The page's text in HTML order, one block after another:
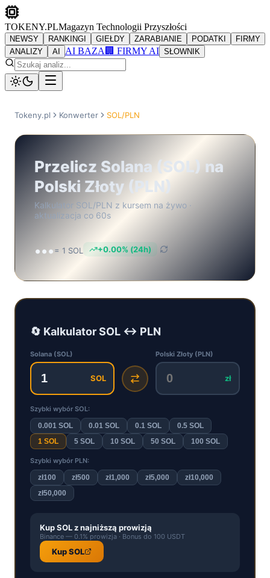
TOKENY.PLMagazyn Technologii Przyszłości
NEWSY RANKINGI GIEŁDY ZARABIANIE PODATKI
FIRMY
ANALIZY
AI AI BAZA 🏢 FIRMY AI SŁOWNIK
Tokeny.pl Konwerter SOL /PLN
Przelicz Solana ( SOL ) na
Polski Złoty (PLN
Kalkulator SOL /PLN z kursem na żywo ·
aktualizacja co 60s
...= 1 SOL +0.00% (24h)
🔄 KalkulatorSOL ↔ PLN
Solana (SOL)
SOL
Polski Złoty (PLN)
zł
Szybki wybór SOL:
0.001 SOL 0.01 SOL 0.1 SOL 0.5 SOL
1 SOL 5 SOL 10 SOL 50 SOL 100 SOL
Szybki wybór PLN:
zł100 zł500 zł1,000 zł5,000 zł10,000
zł50,000
KupSOLz najniższą prowizją
Binance — 0.1% prowizja · Bonus do 100 USDT
KupSOL